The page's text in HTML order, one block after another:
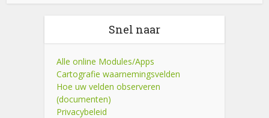
Snel naar
Alle online Modules/Apps
Cartografie waarnemingsvelden
Hoe uw velden observeren
(documenten)
Privacybeleid